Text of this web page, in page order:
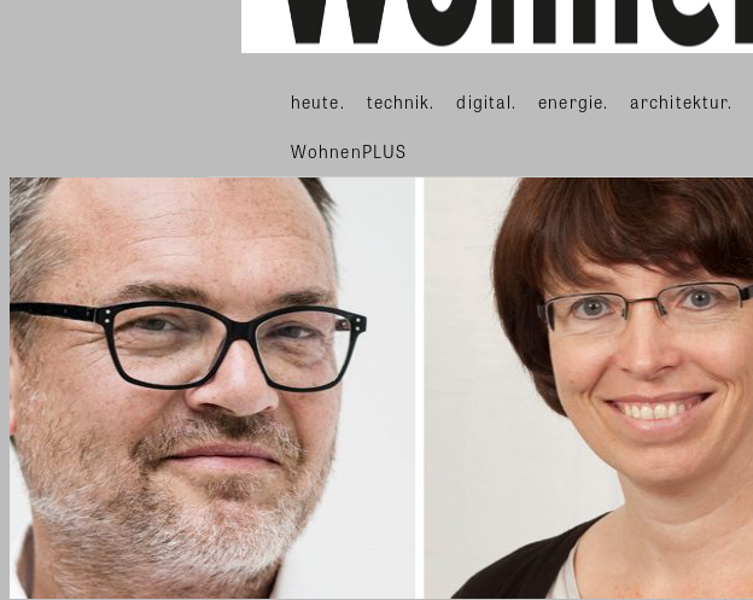
heute. technik. digital. energie. architektur.
WohnenPLUS